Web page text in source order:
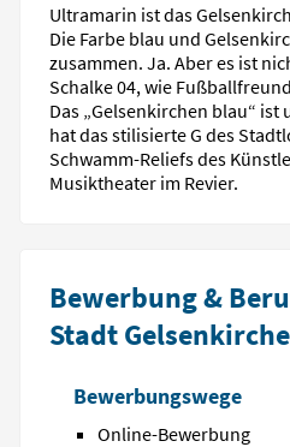
Ultramarin ist das
Die Farbe blau und
zusammen. Ja. Aber es ist
Schalke 04, wie
Das „Gelsenkirchen blau“ ist
hat das stilisierte G des
Schwamm-Reliefs des
Musiktheater im Revier.
Bewerbung &
Stadt
Bewerbungswege
Online-Bewerbung